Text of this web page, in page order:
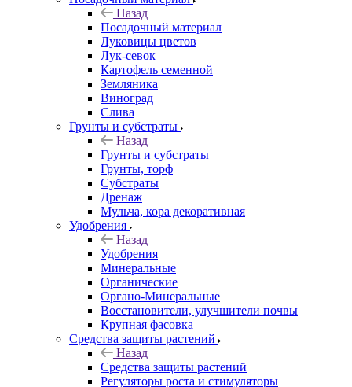
Назад
Посадочный материал
Луковицы цветов
Лук-севок
Картофель семенной
Земляника
Виноград
Слива
Грунты и субстраты
Назад
Грунты и субстраты
Грунты, торф
Субстраты
Дренаж
Мульча, кора декоративная
Удобрения
Назад
Удобрения
Минеральные
Органические
Органо-Минеральные
Восстановители, улучшители почвы
Крупная фасовка
Средства защиты растений
Назад
Средства защиты растений
Регуляторы роста и стимуляторы